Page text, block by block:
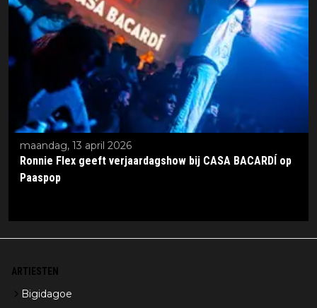
Ronnie Flex geeft verjaardagshow bij CASA BACARDÍ op
Paaspop
maandag, 13 april 2026
ARTIESTEN
Bigidagoe